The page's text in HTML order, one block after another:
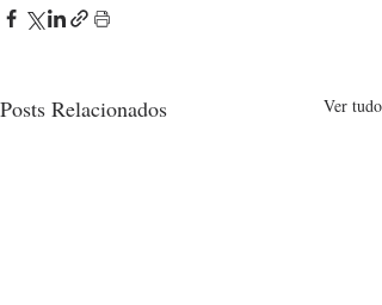
Posts Relacionados Ver tudo